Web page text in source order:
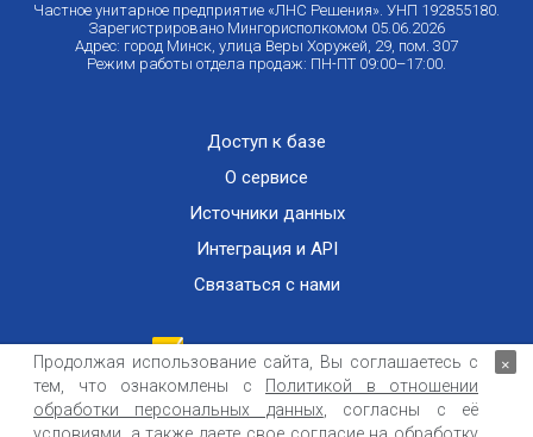
Частное унитарное предприятие «ЛНС Решения». УНП 192855180.
Зарегистрировано Мингорисполкомом 05.06.2026
Адрес: город Минск, улица Веры Хоружей, 29, пом. 307
Режим работы отдела продаж: ПН-ПТ 09:00–17:00.
Доступ к базе
О сервисе
Источники данных
Интеграция и API
Связаться с нами
Публичный договор оказания информационных услуг
ООО «Контемпорари» не несет ответственности за достоверность информации,
получаемой из открытых источников и от третьих лиц.
Продолжая использование сайта, Вы соглашаетесь с
тем, что ознакомлены с
Политикой в отношении
обработки персональных данных , согласны с её
×